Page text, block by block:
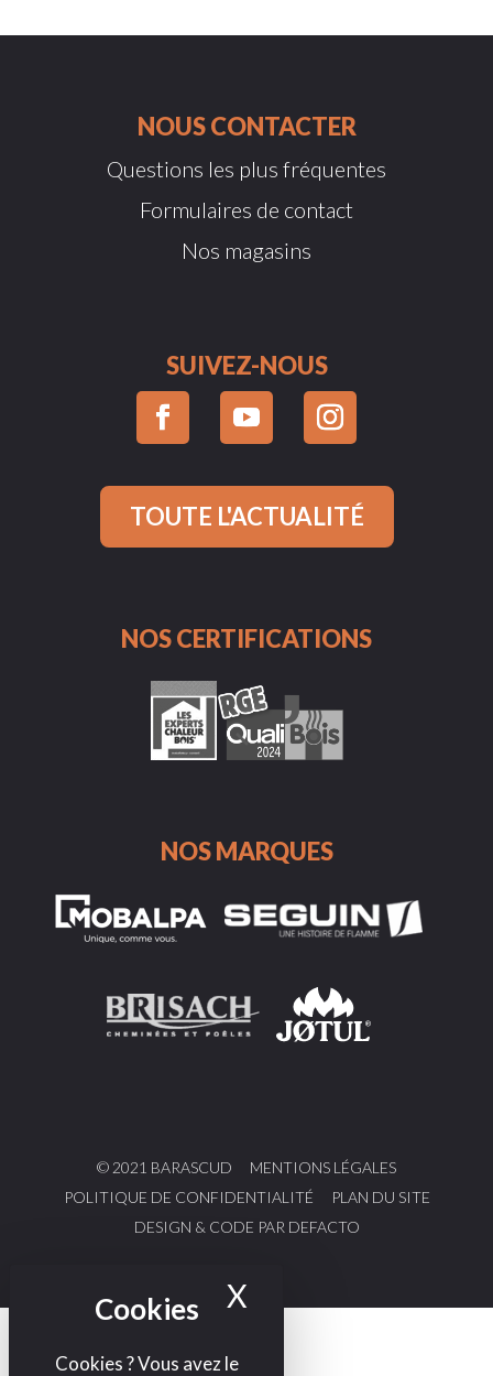
Cookies ? Vous avez le
X
NOUS CONTACTER
Questions les plus fréquentes
Formulaires de contact
Nos magasins
SUIVEZ-NOUS
TOUTE L'ACTUALITÉ
NOS CERTIFICATIONS
NOS MARQUES
© 2021 BARASCUD
MENTIONS LÉGALES
POLITIQUE DE CONFIDENTIALITÉ
PLAN DU SITE
DESIGN & CODE PAR DEFACTO